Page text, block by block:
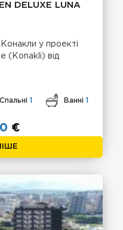
DELUXE LUNA
у проекті
(Konakli) від
Спальні 1 Ванні 1
€